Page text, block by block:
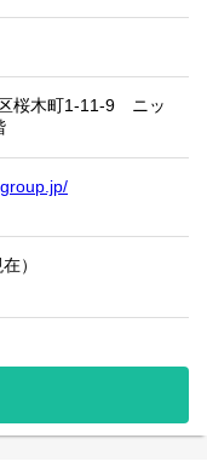
桜木町1-11-9 ニッ
）